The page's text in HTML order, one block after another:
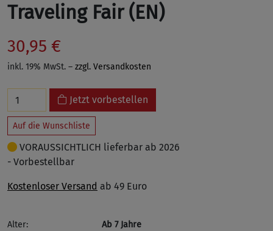
Traveling Fair (EN)
30,95 €
inkl. 19% MwSt. – zzgl. Versandkosten
Jetzt vorbestellen
Auf die Wunschliste
VORAUSSICHTLICH lieferbar ab 2026
- Vorbestellbar
Kostenloser Versand ab 49 Euro
Alter:
Ab 7 Jahre